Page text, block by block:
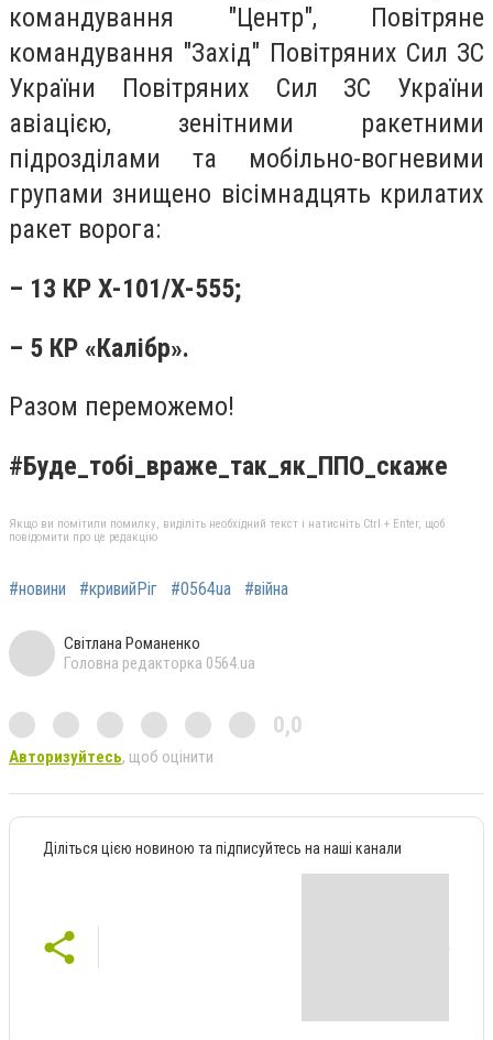
командування "Центр", Повітряне
командування "Захід" Повітряних Сил ЗС
України Повітряних Сил ЗС України
авіацією, зенітними ракетними
підрозділами та мобільно-вогневими
групами знищено вісімнадцять крилатих
ракет ворога:
– 13 КР Х-101/Х-555;
– 5 КР «Калібр».
Разом переможемо!
#Буде_тобі_враже_так_як_ППО_скаже
Якщо ви помітили помилку, виділіть необхідний текст і натисніть Ctrl + Enter, щоб
повідомити про це редакцію
#новини #кривийРіг #0564ua #війна
Світлана Романенко
Головна редакторка 0564.ua
0,0
Авторизуйтесь, щоб оцінити
Діліться цією новиною та підписуйтесь на наші канали